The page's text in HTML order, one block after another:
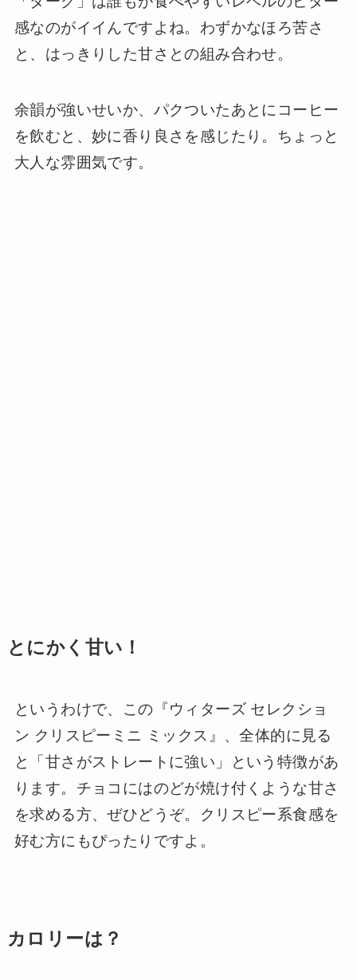
感なのがイイんですよね。わずかなほろ苦さ
と、はっきりした甘さとの組み合わせ。
余韻が強いせいか、パクついたあとにコーヒー
を飲むと、妙に香り良さを感じたり。ちょっと
大人な雰囲気です。
とにかく甘い！
というわけで、この『ウィターズ セレクショ
ン クリスピーミニ ミックス』、全体的に見る
と「甘さがストレートに強い」という特徴があ
ります。チョコにはのどが焼け付くような甘さ
を求める方、ぜひどうぞ。クリスピー系食感を
好む方にもぴったりですよ。
カロリーは？